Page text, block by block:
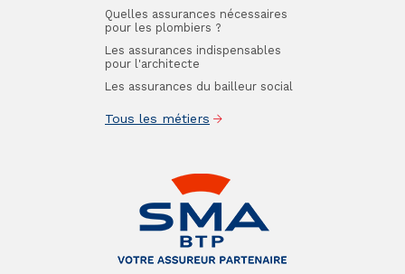
Quelles assurances nécessaires
pour les plombiers ?
Les assurances indispensables
pour l'architecte
Les assurances du bailleur social
Tous les métiers